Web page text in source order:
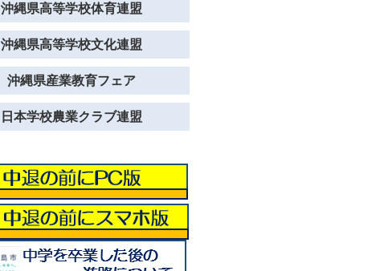
沖縄県高等学校体育連盟
沖縄県高等学校文化連盟
沖縄県産業教育フェア
日本学校農業クラブ連盟